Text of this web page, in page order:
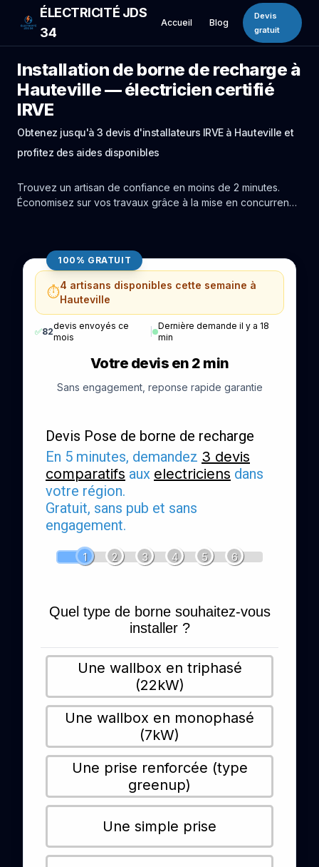
ÉLECTRICITÉ JDS
34
Accueil Blog
Devis
gratuit
Installation de borne de recharge à
Hauteville — électricien certifié
IRVE
Obtenez jusqu'à 3 devis d'installateurs IRVE à Hauteville et
profitez des aides disponibles
Trouvez un artisan de confiance en moins de 2 minutes.
Économisez sur vos travaux grâce à la mise en concurrence
100% GRATUIT
⏱️4 artisans disponibles cette semaine à
Hauteville
✅82
devis envoyés ce
mois
|
Dernière demande il y a 18
min
Votre devis en 2 min
Sans engagement, reponse rapide garantie
Devis Pose de borne de recharge
En 5 minutes, demandez 3 devis
comparatifs aux electriciens dans
votre région.
Gratuit, sans pub et sans
engagement.
1 2 3 4 5 6
Quel type de borne souhaitez-vous
installer ?
Une wallbox en triphasé
(22kW)
Une wallbox en monophasé
(7kW)
Une prise renforcée (type
greenup)
Une simple prise